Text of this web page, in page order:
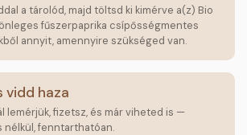
a tárolód, majd töltsd ki kimérve a(z) Bio
fűszerpaprika csípősségmentes
annyit, amennyire szükséged van.
vidd haza
lemérjük, fizetsz, és már viheted is —
nélkül, fenntarthatóan.